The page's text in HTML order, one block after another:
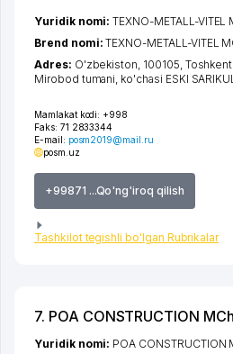
Mamlakat kodi: +998
Faks: 71 2833344
E-mail: posm2019@mail.ru
posm.uz
+99871 ...Qo'ng'iroq qilish
Tashkilot tegishli bo'lgan Rubrikalar
Yuridik nomi:TEXNO-METALL-VITEL
Brend nomi:TEXNO-METALL-VITEL
Adres: O'zbekiston, 100105,
Mirobod tumani, ko'chasi ESKI
7. POA CONSTRUCTION
Yuridik nomi: POA CONSTRUCTION